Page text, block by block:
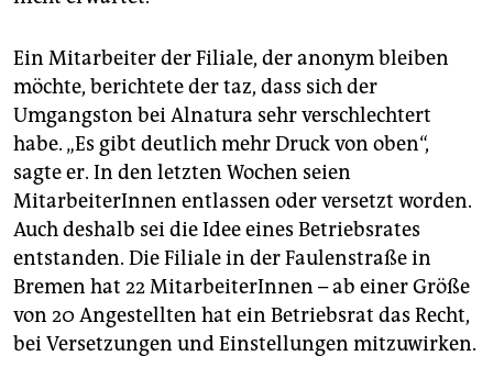
Ein Mitarbeiter der Filiale, der anonym bleiben
möchte, berichtete der taz, dass sich der
Umgangston bei Alnatura sehr verschlechtert
habe. „Es gibt deutlich mehr Druck von oben“,
sagte er. In den letzten Wochen seien
MitarbeiterInnen entlassen oder versetzt worden.
Auch deshalb sei die Idee eines Betriebsrates
entstanden. Die Filiale in der Faulenstraße in
Bremen hat 22 MitarbeiterInnen – ab einer Größe
von 20 Angestellten hat ein Betriebsrat das Recht,
bei Versetzungen und Einstellungen mitzuwirken.